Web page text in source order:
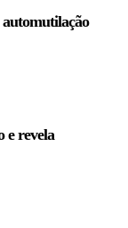
e revela